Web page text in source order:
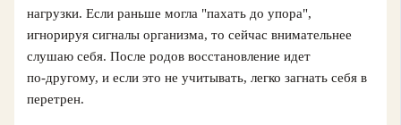
нагрузки. Если раньше могла "пахать до упора",
игнорируя сигналы организма, то сейчас внимательнее
слушаю себя. После родов восстановление идет
по‑другому, и если это не учитывать, легко загнать себя в
перетрен.